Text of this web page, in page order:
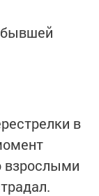
бывшей
в
взрослыми